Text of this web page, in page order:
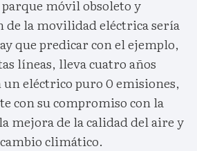
móvil obsoleto y
de la movilidad eléctrica sería
que predicar con el ejemplo,
líneas, lleva cuatro años
eléctrico puro 0 emisiones,
con su compromiso con la
mejora de la calidad del aire y
climático.